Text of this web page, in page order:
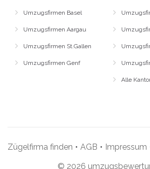
Umzugsfirmen Basel
Umzugsfirmen Aargau
Umzugsfirmen St.Gallen
Umzugsfirmen Genf
Alle
Zügelfirma finden • AGB • Impressum
© 2026